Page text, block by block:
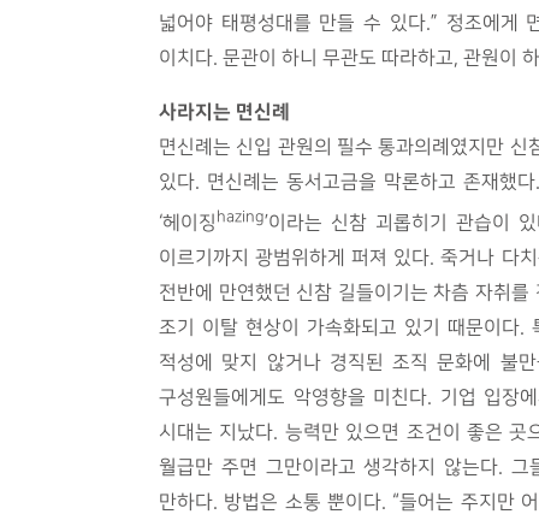
넓어야 태평성대를 만들 수 있다.” 정조에게
이치다. 문관이 하니 무관도 따라하고, 관원이
사라지는 면신례
면신례는 신입 관원의 필수 통과의례였지만
있다. 면신례는 동서고금을 막론하고 존재했
‘헤이징 hazing’이라는 신참 괴롭히기 관습이
이르기까지 광범위하게 퍼져 있다. 죽거나 다
전반에 만연했던 신참 길들이기는 차츰 자취
조기 이탈 현상이 가속화되고 있기 때문이다.
적성에 맞지 않거나 경직된 조직 문화에 불
구성원들에게도 악영향을 미친다. 기업 입장
시대는 지났다. 능력만 있으면 조건이 좋은
월급만 주면 그만이라고 생각하지 않는다.
만하다. 방법은 소통 뿐이다. “들어는 주지만